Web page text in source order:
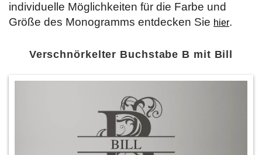
individuelle Möglichkeiten für die Farbe und
Größe des Monogramms entdecken Sie hier.
Verschnörkelter Buchstabe B mit Bill